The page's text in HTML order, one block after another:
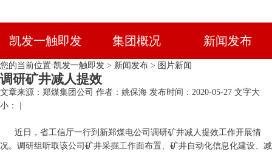
凯发一触即发 集团概况 新闻发布
您的当前位置:凯发一触即发 > 新闻发布 > 图片新闻
调研矿井减人提效
文章来源：郑煤集团公司 作者：姚保海 发布时间：2020-05-27 文字大
小： |
近日，省工信厅一行到新郑煤电公司调研矿井减人提效工作开展情
况。调研组听取该公司矿井采掘工作面布置、矿井自动化信息化建设、减